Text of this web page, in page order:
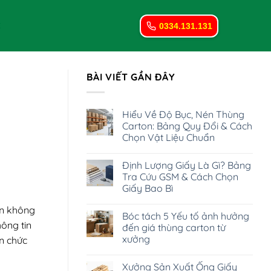
0334.131.131
không
tin
chức
BÀI VIẾT GẦN ĐÂY
Hiểu Về Độ Bục, Nén Thùng
Carton: Bảng Quy Đổi & Cách
Chọn Vật Liệu Chuẩn
bình
luận
ở
Hiểu
Bục,
Nén
Thùng
Carton:
Bảng
&
Định Lượng Giấy Là Gì? Bảng
Tra Cứu GSM & Cách Chọn
Giấy Bao Bì
bình
luận
ở
Định
Là
Bóc tách 5 Yếu tố ảnh hưởng
đến giá thùng carton từ
xưởng
bình
Xưởng Sản Xuất Ống Giấy